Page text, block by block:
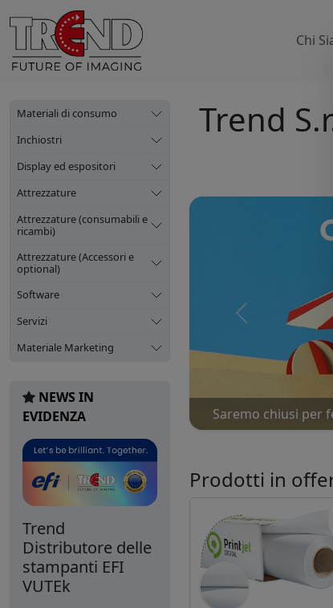
Chi
Materiali di consumo
Inchiostri
Display ed espositori
Attrezzature
Attrezzature (consumabili e
ricambi)
Attrezzature (Accessori e
optional)
Software
Servizi
Materiale Marketing
NEWS IN
EVIDENZA
Trend
Distributore delle
stampanti EFI
VUTEk
Trend
Saremo chiusi per
Precedente
Prodotti in